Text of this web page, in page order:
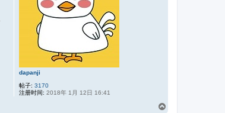
dapanji
帖子: 3170
注册时间: 2018年 1月 12日 16:41